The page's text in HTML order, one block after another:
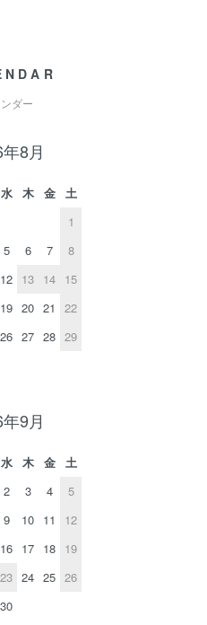
ダー
8月
水 木 金
土
1
5 6 7
8
12 13 14 15
19 20 21
22
26 27 28 29
9月
水 木 金
土
2 3 4
5
9 10 11
12
16 17 18 19
23 24 25 26
30